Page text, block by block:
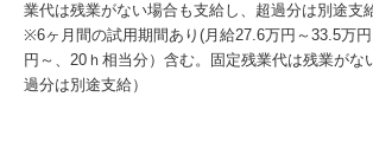
業代は残業がない場合も支給し、超過分は別途支
※6ヶ月間の試用期間あり(月給27.6万円～33.5万
円～、20ｈ相当分）含む。固定残業代は残業がな
過分は別途支給）